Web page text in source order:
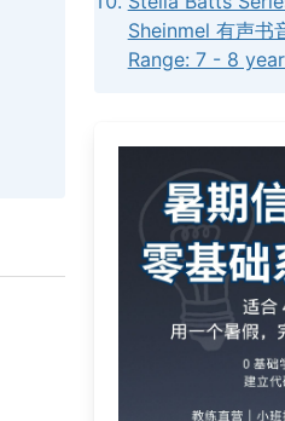
Sheinmel 有声书
Range: 7 - 8